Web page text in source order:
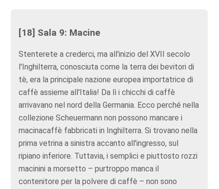
[18] Sala 9: Macine
Stenterete a crederci, ma all'inizio del XVII secolo
l'Inghilterra, conosciuta come la terra dei bevitori di
tè, era la principale nazione europea importatrice di
caffè assieme all'Italia! Da lì i chicchi di caffè
arrivavano nel nord della Germania. Ecco perché nella
collezione Scheuermann non possono mancare i
macinacaffè fabbricati in Inghilterra. Si trovano nella
prima vetrina a sinistra accanto all'ingresso, sul
ripiano inferiore. Tuttavia, i semplici e piuttosto rozzi
macinini a morsetto – purtroppo manca il
contenitore per la polvere di caffè – non sono